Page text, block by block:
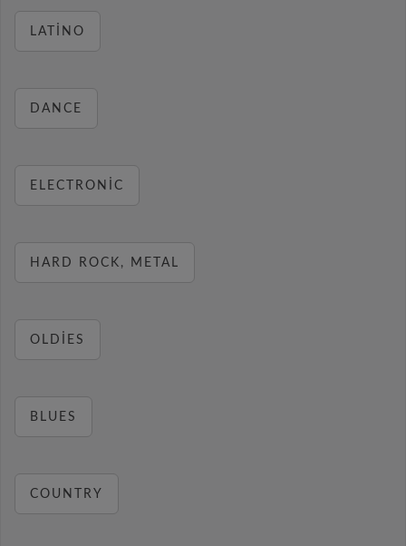
LATINO
DANCE
ELECTRONIC
HARD ROCK, METAL
OLDIES
BLUES
COUNTRY